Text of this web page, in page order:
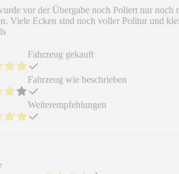
vor der Übergabe noch Poliert nur noch
Viele Ecken sind noch voller Politur und
Fahrzeug gekauft
Fahrzeug wie beschrieben
Weiterempfehlungen